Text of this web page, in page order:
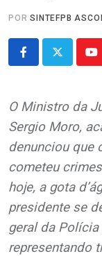
PORSINTEFPB
O Ministro da
Sergio Moro,
denunciou que
cometeu
hoje, a gota
presidente se
geral da
representando